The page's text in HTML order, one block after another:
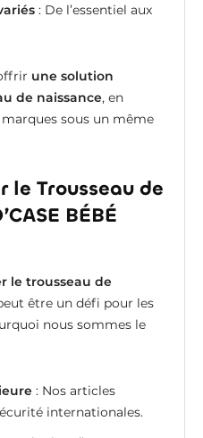
: De l’essentiel aux
une solution
de naissance, en
sous un même
le Trousseau de
BÉBÉ
le trousseau de
être un défi pour les
nous sommes le
: Nos articles
internationales.